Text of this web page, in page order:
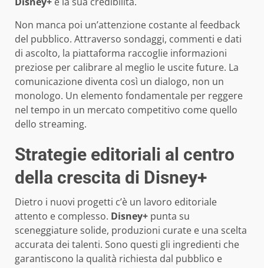
Non manca poi un’attenzione costante al feedback
del pubblico. Attraverso sondaggi, commenti e dati
di ascolto, la piattaforma raccoglie informazioni
preziose per calibrare al meglio le uscite future. La
comunicazione diventa così un dialogo, non un
monologo. Un elemento fondamentale per reggere
nel tempo in un mercato competitivo come quello
dello streaming.
Strategie editoriali al centro
della crescita di Disney+
Dietro i nuovi progetti c’è un lavoro editoriale
attento e complesso. Disney+ punta su
sceneggiature solide, produzioni curate e una scelta
accurata dei talenti. Sono questi gli ingredienti che
garantiscono la qualità richiesta dal pubblico e